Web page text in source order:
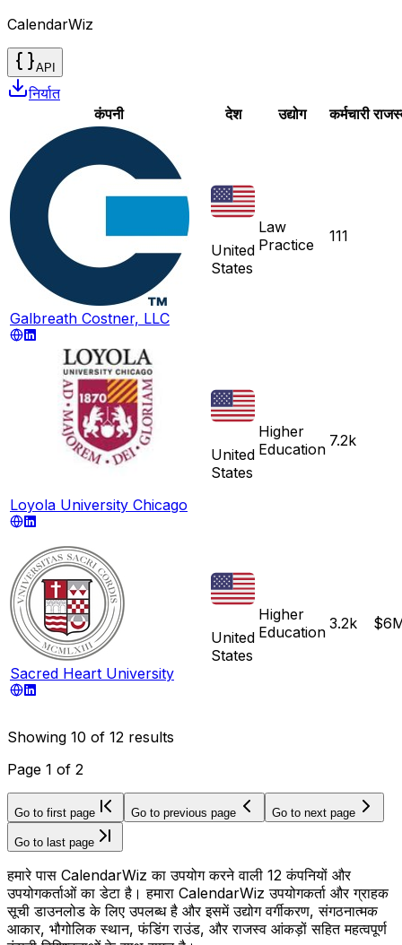
CalendarWiz
API
निर्यात
कंपनी
देश उद्योग कर्मचारी
Galbreath Costner, LLC
United
States
Law
Practice
111
Loyola University Chicago
United
States
Higher
Education 7.2k
Sacred Heart University
United
States
Higher
Education 3.2k
Showing 10 of 12 results
Page 1 of 2
Go to first page Go to previous page Go to next page
Go to last page
हमारे पास CalendarWiz का उपयोग करने वाली 12 कंपनियों और
उपयोगकर्ताओं का डेटा है। हमारा CalendarWiz उपयोगकर्ता और ग्राहक
सूची डाउनलोड के लिए उपलब्ध है और इसमें उद्योग वर्गीकरण, संगठनात्मक
आकार, भौगोलिक स्थान, फंडिंग राउंड, और राजस्व आंकड़ों सहित महत्वपूर्ण